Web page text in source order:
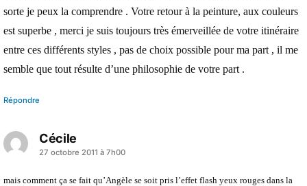
sorte je peux la comprendre . Votre retour à la peinture, aux couleurs
est superbe , merci je suis toujours très émerveillée de votre itinéraire
entre ces différents styles , pas de choix possible pour ma part , il me
semble que tout résulte d’une philosophie de votre part .
Répondre
Cécile
a27 octobre 2011 à 7h00
mais comment ça se fait qu’Angèle se soit pris l’effet flash yeux rouges dans la